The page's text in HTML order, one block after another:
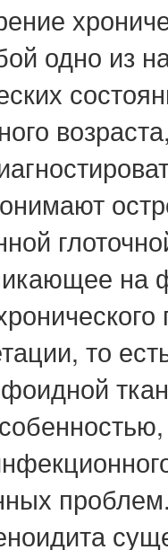
одно из
на
то